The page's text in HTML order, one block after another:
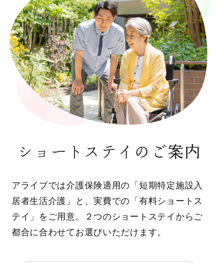
ショートステイのご案内
アライブでは介護保険適用の「短期特定施設入
居者生活介護」と、実費での「有料ショートス
テイ」をご用意。２つのショートステイからご
都合に合わせてお選びいただけます。